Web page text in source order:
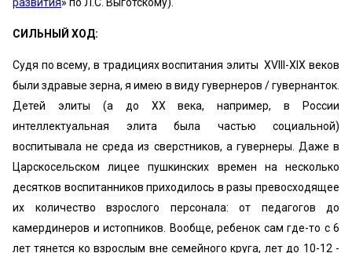
СИЛЬНЫЙ ХОД:
Судя по всему, в традициях воспитания элиты XVIII-XIX веков
были здравые зерна, я имею в виду гувернеров / гувернанток.
Детей элиты (а до ХХ века, например, в России
интеллектуальная элита была частью социальной)
воспитывала не среда из сверстников, а гувернеры. Даже в
Царскосельском лицее пушкинских времен на несколько
десятков воспитанников приходилось в разы превосходящее
их количество взрослого персонала: от педагогов до
камердинеров и истопников. Вообще, ребенок сам где-то с 6
лет тянется ко взрослым вне семейного круга, лет до 10-12 -